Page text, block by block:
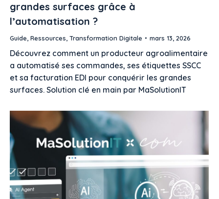
grandes surfaces grâce à
l’automatisation ?
Guide, Ressources, Transformation Digitale mars 13, 2026
Découvrez comment un producteur agroalimentaire
a automatisé ses commandes, ses étiquettes SSCC
et sa facturation EDI pour conquérir les grandes
surfaces. Solution clé en main par MaSolutionIT